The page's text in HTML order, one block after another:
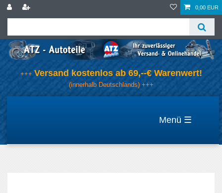
0,00 EUR
+++ Versand kostenlos ab 69,--€ Warenwert!
(innerhalb Deutschlands) +++
☰